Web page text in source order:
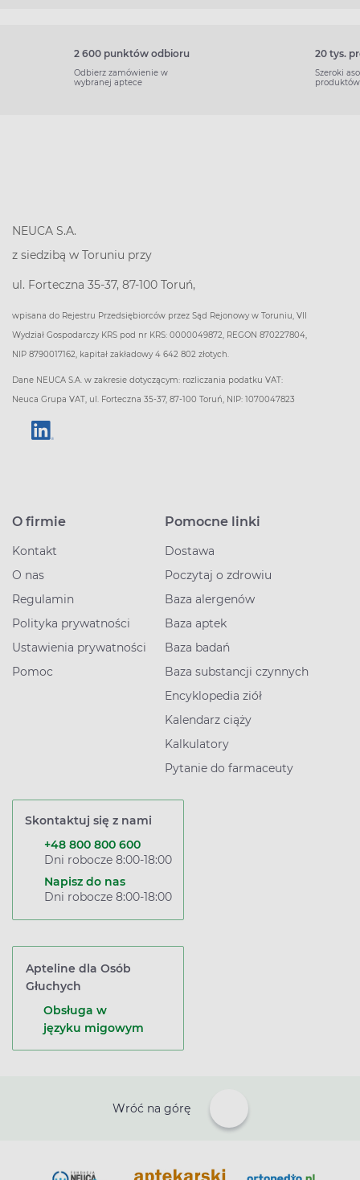
2 600 punktów odbioru
Odbierz zamówienie w
wybranej aptece
20 tys.
Szeroki
produktów
NEUCA S.A.
z siedzibą w Toruniu przy
ul. Forteczna 35-37, 87-100 Toruń,
wpisana do Rejestru Przedsiębiorców przez Sąd Rejonowy w Toruniu, VII
Wydział Gospodarczy KRS pod nr KRS: 0000049872, REGON 870227804,
NIP 8790017162, kapitał zakładowy 4 642 802 złotych.
Dane NEUCA S.A. w zakresie dotyczącym: rozliczania podatku VAT:
Neuca Grupa VAT, ul. Forteczna 35-37, 87-100 Toruń, NIP: 1070047823
O firmie
Kontakt
O nas
Regulamin
Polityka prywatności
Ustawienia prywatności
Pomoc
Pomocne linki
Dostawa
Poczytaj o zdrowiu
Baza alergenów
Baza aptek
Baza badań
Baza substancji czynnych
Encyklopedia ziół
Kalendarz ciąży
Kalkulatory
Pytanie do farmaceuty
Skontaktuj się z nami
+48 800 800 600
Dni robocze 8:00-18:00
Napisz do nas
Dni robocze 8:00-18:00
Apteline dla Osób
Głuchych
Obsługa w
języku migowym
Wróć na górę